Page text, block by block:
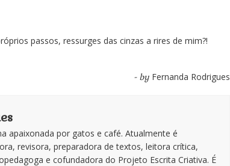
passos, ressurges das cinzas a rires de mim?!
- by Fernanda Rodrigues
apaixonada por gatos e café. Atualmente é
revisora, preparadora de textos, leitora crítica,
e cofundadora do Projeto Escrita Criativa. É